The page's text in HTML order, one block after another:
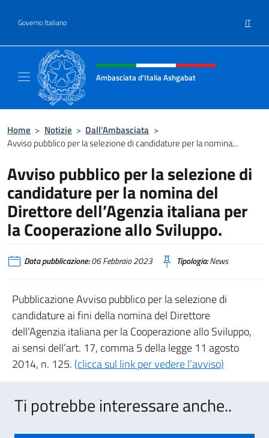
Governo Italiano IT
Intestazione sito, social e menù
Ambasciata d'Italia Ashgabat
Home > Notizie > Dall’Ambasciata >
Avviso pubblico per la selezione di candidature per la nomina...
Avviso pubblico per la selezione di
candidature per la nomina del
Direttore dell’Agenzia italiana per
la Cooperazione allo Sviluppo.
Data pubblicazione:06 Febbraio 2023 Tipologia:News
Pubblicazione Avviso pubblico per la selezione di
candidature ai fini della nomina del Direttore
dell’Agenzia italiana per la Cooperazione allo Sviluppo,
ai sensi dell’art. 17, comma 5 della legge 11 agosto
2014, n. 125. (clicca sul link per vedere l’avviso)
Ti potrebbe interessare anche..